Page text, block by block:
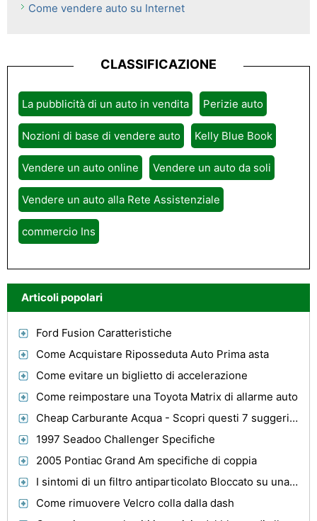
Come vendere auto su Internet
CLASSIFICAZIONE
La pubblicità di un auto in vendita Perizie auto
Nozioni di base di vendere auto Kelly Blue Book
Vendere un auto online Vendere un auto da soli
Vendere un auto alla Rete Assistenziale
commercio Ins
Articoli popolari
Ford Fusion Caratteristiche
Come Acquistare Riposseduta Auto Prima asta
Come evitare un biglietto di accelerazione
Come reimpostare una Toyota Matrix di allarme auto
Cheap Carburante Acqua - Scopri questi 7 suggerimenti gratuiti su Acqua Combustibile Tecnologia
1997 Seadoo Challenger Specifiche
2005 Pontiac Grand Am specifiche di coppia
I sintomi di un filtro antiparticolato Bloccato su una Peugeot 307
Come rimuovere Velcro colla dalla dash